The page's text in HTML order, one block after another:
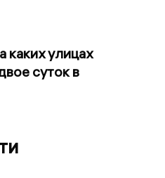
каких улицах
суток в